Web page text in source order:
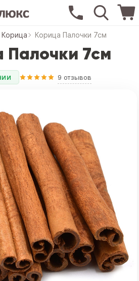
Корица Корица Палочки 7см
Палочки 7см
9 отзывов